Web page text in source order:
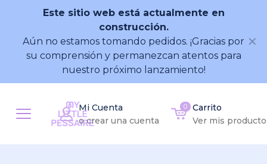
Este sitio web está actualmente en
construcción.
Aún no estamos tomando pedidos. ¡Gracias por
su comprensión y permanezcan atentos para
nuestro próximo lanzamiento!
✕
Mi Cuenta
o crear una cuenta
0
Carrito
Ver mis